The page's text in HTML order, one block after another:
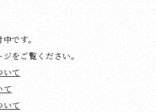
です。
をご覧ください。
いて
て
いて